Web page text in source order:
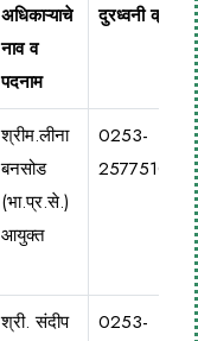
अधिकाऱ्याचे
नाव व
पदनाम
दुरध्वनी क्र.
श्रीम.लीना
बनसोड
(भा.प्र.से.)
आयुक्त
0253-
2577510
श्री. संदीप
0253-